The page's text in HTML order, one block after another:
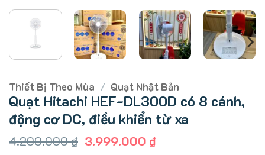
Thiết Bị Theo Mùa / Quạt Nhật Bản
Quạt Hitachi HEF-DL300D có 8 cánh,
động cơ DC, điều khiển từ xa
4.200.000₫ Giá
3.999.000 ₫Giá